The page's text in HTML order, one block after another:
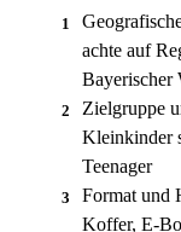
1
achte auf
Bayerischer
2
Zielgruppe
Kleinkinder
Teenager
3
Format und
Koffer, E-